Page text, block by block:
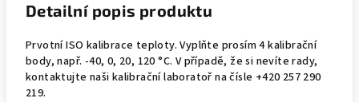
Detailní popis produktu
Prvotní ISO kalibrace teploty. Vyplňte prosím 4 kalibrační
body, např. -40, 0, 20, 120 °C. V případě, že si nevíte rady,
kontaktujte naši kalibrační laboratoř na čísle +420 257 290
219.